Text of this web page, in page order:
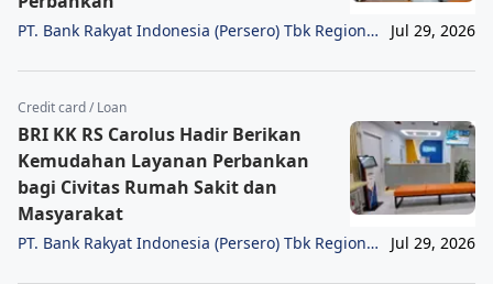
PT. Bank Rakyat Indonesia (Persero) Tbk Region
Jul 29, 2026
Credit card / Loan
BRI KK RS Carolus Hadir Berikan
Kemudahan Layanan Perbankan
bagi Civitas Rumah Sakit dan
Masyarakat
PT. Bank Rakyat Indonesia (Persero) Tbk Region
Jul 29, 2026